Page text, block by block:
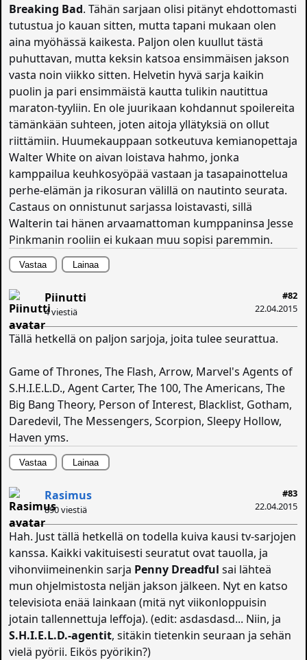
Breaking Bad. Tähän sarjaan olisi pitänyt ehdottomasti
tutustua jo kauan sitten, mutta tapani mukaan olen
aina myöhässä kaikesta. Paljon olen kuullut tästä
puhuttavan, mutta keksin katsoa ensimmäisen jakson
vasta noin viikko sitten. Helvetin hyvä sarja kaikin
puolin ja pari ensimmäistä kautta tulikin nautittua
maraton-tyyliin. En ole juurikaan kohdannut spoilereita
tämänkään suhteen, joten aitoja yllätyksiä on ollut
riittämiin. Huumekauppaan sotkeutuva kemianopettaja
Walter White on aivan loistava hahmo, jonka
kamppailua keuhkosyöpää vastaan ja tasapainottelua
perhe-elämän ja rikosuran välillä on nautinto seurata.
Castaus on onnistunut sarjassa loistavasti, sillä
Walterin tai hänen arvaamattoman kumppaninsa Jesse
Pinkmanin rooliin ei kukaan muu sopisi paremmin.
Vastaa Lainaa
#82
22.04.2015
Piinutti
4 viestiä
Tällä hetkellä on paljon sarjoja, joita tulee seurattua.
Game of Thrones, The Flash, Arrow, Marvel's Agents of
S.H.I.E.L.D., Agent Carter, The 100, The Americans, The
Big Bang Theory, Person of Interest, Blacklist, Gotham,
Daredevil, The Messengers, Scorpion, Sleepy Hollow,
Haven yms.
Vastaa Lainaa
#83
22.04.2015
Rasimus
890 viestiä
Hah. Just tällä hetkellä on todella kuiva kausi tv-sarjojen
kanssa. Kaikki vakituisesti seuratut ovat tauolla, ja
vihonviimeinenkin sarja Penny Dreadful sai lähteä
mun ohjelmistosta neljän jakson jälkeen. Nyt en katso
televisiota enää lainkaan (mitä nyt viikonloppuisin
jotain tallennettuja leffoja). (edit: asdasdasd... Niin, ja
S.H.I.E.L.D.-agentit, sitäkin tietenkin seuraan ja sehän
vielä pyörii. Eikös pyörikin?)